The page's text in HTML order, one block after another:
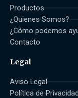
Productos
¿Quienes Somos?
¿Cómo podemos
Contacto
Legal
Aviso Legal
Política de